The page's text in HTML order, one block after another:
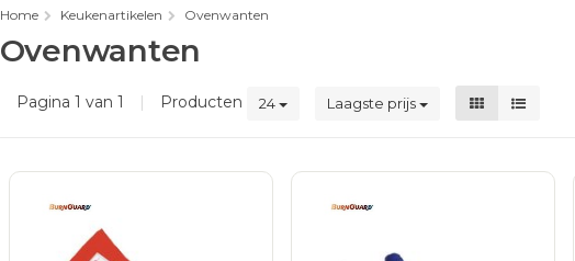
Home Keukenartikelen Ovenwanten
Ovenwanten
Pagina 1 van 1 | Producten 24 Laagste prijs